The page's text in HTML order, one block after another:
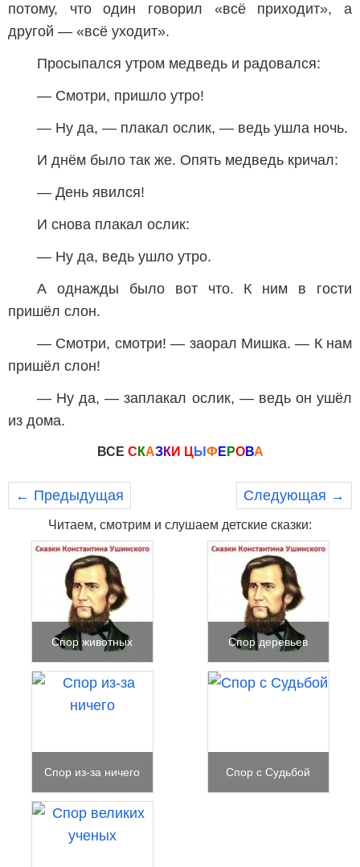
потому, что один говорил «всё приходит», а
другой — «всё уходит».
Просыпался утром медведь и радовался:
— Смотри, пришло утро!
— Ну да, — плакал ослик, — ведь ушла ночь.
И днём было так же. Опять медведь кричал:
— День явился!
И снова плакал ослик:
— Ну да, ведь ушло утро.
А однажды было вот что. К ним в гости
пришёл слон.
— Смотри, смотри! — заорал Мишка. — К нам
пришёл слон!
— Ну да, — заплакал ослик, — ведь он ушёл
из дома.
ВСЕ С КАЗКИ ЦЫ Ф Е РОВА
← Предыдущая Следующая →
Читаем, смотрим и слушаем детские сказки:
Спор животных Спор деревьев
Спор из-за ничего Спор с Судьбой